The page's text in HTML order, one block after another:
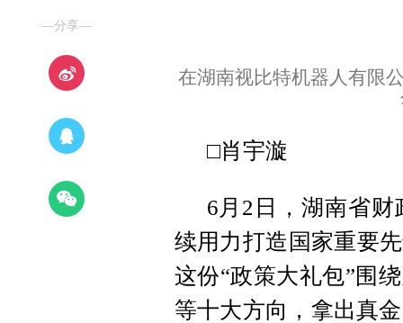
—分享—
在湖南视比特机器人有限
□肖宇漩
6月2日，湖南省
续用力打造国家重要
这份“政策大礼包”围
等十大方向，拿出真